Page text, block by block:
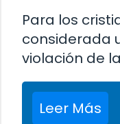
Para los
considerada
violación de
Leer Más